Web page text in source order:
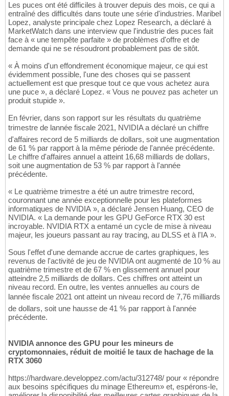
Les puces ont été difficiles à trouver depuis des mois, ce qui a
entraîné des difficultés dans toute une série d'industries. Maribel
Lopez, analyste principale chez Lopez Research, a déclaré à
MarketWatch dans une interview que l'industrie des puces fait
face à « une tempête parfaite » de problèmes d'offre et de
demande qui ne se résoudront probablement pas de sitôt.
« À moins d'un effondrement économique majeur, ce qui est
évidemment possible, l'une des choses qui se passent
actuellement est que presque tout ce que vous achetez aura
une puce », a déclaré Lopez. « Vous ne pouvez pas acheter un
produit stupide ».
En février, dans son rapport sur les résultats du quatrième
trimestre de lannée fiscale 2021, NVIDIA a déclaré un chiffre
d'affaires record de 5 milliards de dollars, soit une augmentation
de 61 % par rapport à la même période de l'année précédente.
Le chiffre d'affaires annuel a atteint 16,68 milliards de dollars,
soit une augmentation de 53 % par rapport à l'année
précédente.
« Le quatrième trimestre a été un autre trimestre record,
couronnant une année exceptionnelle pour les plateformes
informatiques de NVIDIA », a déclaré Jensen Huang, CEO de
NVIDIA. « La demande pour les GPU GeForce RTX 30 est
incroyable. NVIDIA RTX a entamé un cycle de mise à niveau
majeur, les joueurs passant au ray tracing, au DLSS et à l'IA ».
Sous l'effet d'une demande accrue de cartes graphiques, les
revenus de l'activité de jeu de NVIDIA ont augmenté de 10 % au
quatrième trimestre et de 67 % en glissement annuel pour
atteindre 2,5 milliards de dollars. Ces chiffres ont atteint un
niveau record. En outre, les ventes annuelles au cours de
lannée fiscale 2021 ont atteint un niveau record de 7,76 milliards
de dollars, soit une hausse de 41 % par rapport à l'année
précédente.
NVIDIA annonce des GPU pour les mineurs de
cryptomonnaies, réduit de moitié le taux de hachage de la
RTX 3060
https://hardware.developpez.com/actu/312748/ pour « répondre
aux besoins spécifiques du minage Ethereum» et, espérons-le,